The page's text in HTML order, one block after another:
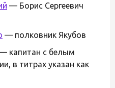
— Борис Сергеевич
— полковник Якубов
капитан с белым
в титрах указан как